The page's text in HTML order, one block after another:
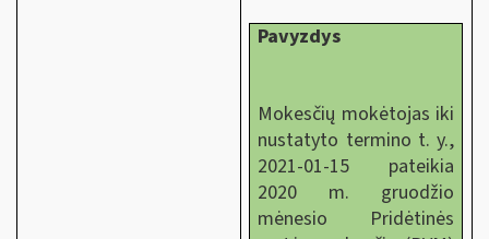
Pavyzdys
Mokesčių mokėtojas iki
nustatyto termino t. y.,
2021-01-15 pateikia
2020 m. gruodžio
mėnesio Pridėtinės